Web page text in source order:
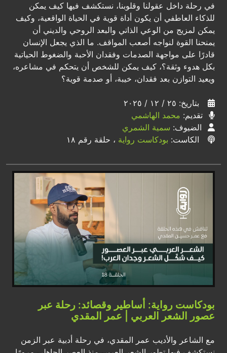
في رحلة داخل عقولنا وقلوبنا، نستكشف فيها كيف يمكن
للذكاء العاطفي أن يكون أداة قوية في الحياة الواقعية، وكيف
يمكن لمزيج من الوعي الذاتي والبعد الروحي والديني أن
يمنحنا القوة لنواجه أصعب المواقف. ما الذي يجعل الإنسان
قادرًا على مواجهة الصدمات وفقدان الأحبة والضغوط الحياتية
بكل هدوء وثقة؟، كيف يمكن للشخص أن يتحكم في مشاعره،
ويعيد التوازن بعد فقدان، خيبة، أو صدمة قوية؟
بتاريخ: ٢٥ / ١٢ / ٢٠٢٥
تقديم: محمد الهاشمي
الضيوف: سمية الشمري
الكاست: بودكاست رواية ، حلقة رقم ١٨
بودكاست رواية: أساطير وقصائد: رحلة عبر
عصور الشعر العربي | عمر المقدي
مع الشاعر والأديب عمر المقدي، في رحلة أدبية عبر الزمن